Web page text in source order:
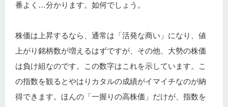
番よく…分かります。如何でしょう。
株価は上昇するなら、通常は「活発な商い」になり、値
上がり銘柄数が増えるはずですが、その他、大勢の株価
は負け組なのです。この数字はこれを示しています。こ
の指数を観るとやはりカタルの成績がイマイチなのが納
得できます。ほんの「一握りの高株価」だけが、指数を